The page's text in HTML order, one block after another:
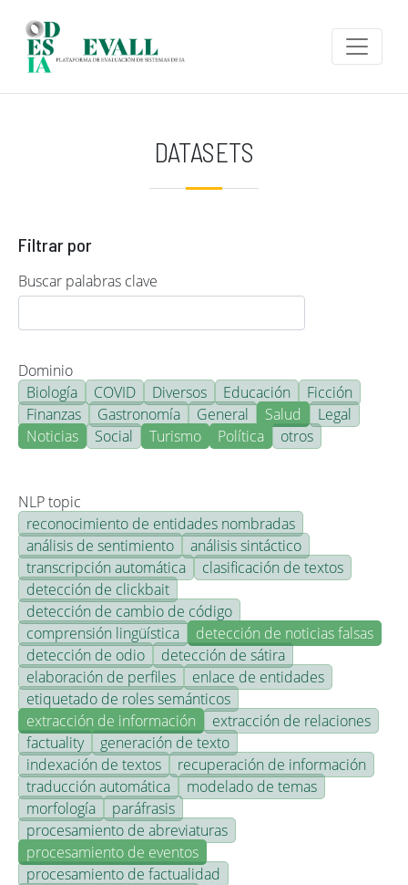
DATASETS
Filtrar por
Buscar palabras clave
Dominio
Biología
COVID Diversos Educación
Ficción
Finanzas
Gastronomía General Salud
Legal
Noticias
Social Turismo Política otros
NLP topic
reconocimiento de entidades nombradas
análisis de sentimiento
análisis sintáctico
transcripción automática
clasificación de textos
detección de clickbait
detección de cambio de código
comprensión lingüística
detección de noticias falsas
detección de odio
detección de sátira
elaboración de perfiles
enlace de entidades
etiquetado de roles semánticos
extracción de información
extracción de relaciones
factuality
generación de texto
indexación de textos
recuperación de información
traducción automática
modelado de temas
morfología
paráfrasis
procesamiento de abreviaturas
procesamiento de eventos
procesamiento de factualidad